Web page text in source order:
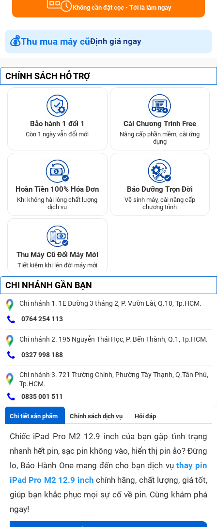
Không cần đặt cọc • Tới là làm ngay
💰Thu mua máy cũĐịnh giá ngay
CHÍNH SÁCH HỖ TRỢ
Bảo hành 1 đổi 1
Còn 1 ngày vẫn đổi mới
Cài Chương Trình Free
Nâng cấp phần mềm, cài ứng
dụng
Hoàn Tiền 100% Hóa Đơn
Khi không hài lòng chất lượng
dịch vụ
Bảo Dưỡng Trọn Đời
Vệ sinh máy, cài nâng cấp
chương trình
Thu Máy Cũ Đổi Máy Mới
Tiết kiệm khi lên đời máy mới
CHI NHÁNH GẦN BẠN
Chi nhánh 1. 1E Đường 3 tháng 2, P. Vườn Lài, Q.10, Tp.HCM.
0764 254 113
Chi nhánh 2. 195 Nguyễn Thái Học, P. Bến Thành, Q.1, Tp.HCM.
0327 998 188
Chi nhánh 3. 721 Trường Chinh, Phường Tây Thạnh, Q.Tân Phú,
Tp.HCM.
0835 001 511
Chi tiết sản phẩm Chính sách dịch vụ Hỏi đáp
Chiếc iPad Pro M2 12.9 inch của bạn gặp tình trạng
nhanh hết pin, sạc pin không vào, hiển thị pin ảo? Đừng
lo, Bảo Hành One mang đến cho bạn dịch vụ thay pin
iPad Pro M2 12.9 inch chính hãng, chất lượng, giá tốt,
giúp bạn khắc phục mọi sự cố về pin. Cùng khám phá
ngay!